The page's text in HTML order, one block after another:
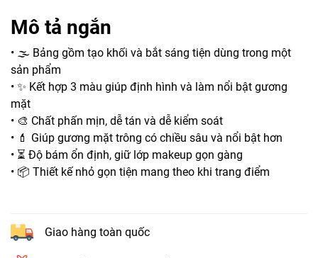
Mô tả ngắn
• 🌫️ Bảng gồm tạo khối và bắt sáng tiện dùng trong một
sản phẩm
• ✨ Kết hợp 3 màu giúp định hình và làm nổi bật gương
mặt
• 🎨 Chất phấn mịn, dễ tán và dễ kiểm soát
• 💄 Giúp gương mặt trông có chiều sâu và nổi bật hơn
• ⏳ Độ bám ổn định, giữ lớp makeup gọn gàng
• 📦 Thiết kế nhỏ gọn tiện mang theo khi trang điểm
Giao hàng toàn quốc